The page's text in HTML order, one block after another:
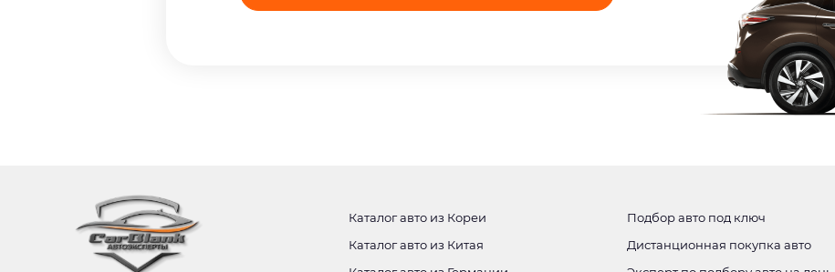
Каталог авто из Кореи
Каталог авто из Китая
Подбор авто под ключ
Дистанционная покупка авто